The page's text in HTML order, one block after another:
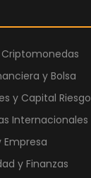
y Bolsa
y Capital Riesgo
Internacionales
Empresa
y Finanzas